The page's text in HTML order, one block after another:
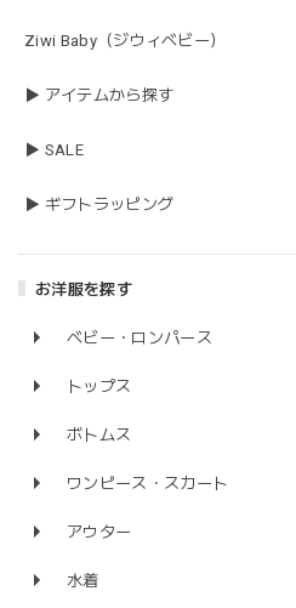
Ziwi Baby（ジウィベビー）
▶ アイテムから探す
▶ SALE
▶ ギフトラッピング
お洋服を探す
ベビー・ロンパース
トップス
ボトムス
ワンピース・スカート
アウター
水着